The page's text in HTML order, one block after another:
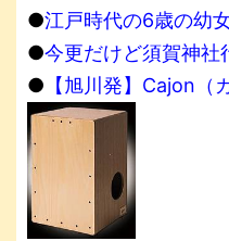
●江戸時代の6歳の幼
●今更だけど須賀神社
● 【旭川発】Cajon（